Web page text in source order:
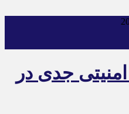
جدی در